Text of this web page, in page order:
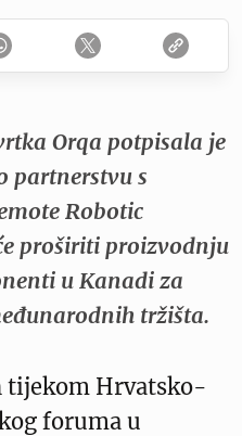
Orqa potpisala je
partnerstvu s
Robotic
proširiti proizvodnju
u Kanadi za
tržišta.
tijekom Hrvatsko-
foruma u